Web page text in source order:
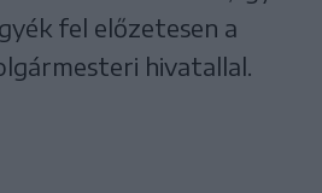
fel előzetesen a
hivatallal.